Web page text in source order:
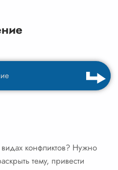
конфликтов? Нужно
тему, привести